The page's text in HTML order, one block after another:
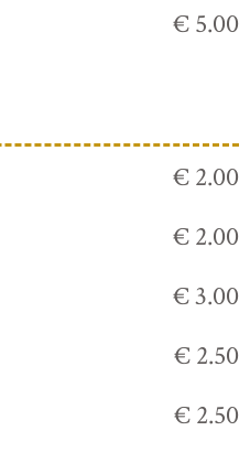
€ 5.00
€ 2.00
€ 2.00
€ 3.00
€ 2.50
€ 2.50